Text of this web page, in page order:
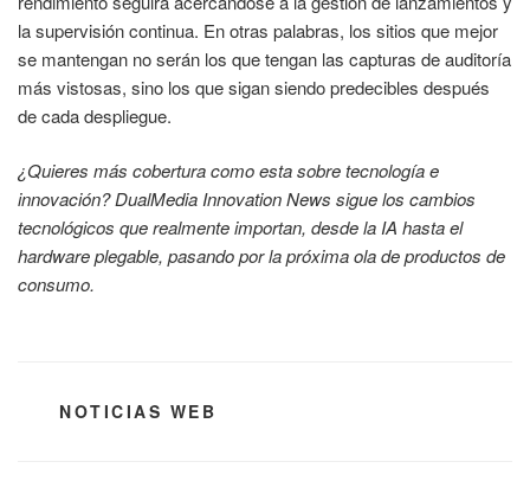
la supervisión continua. En otras palabras, los sitios que mejor
se mantengan no serán los que tengan las capturas de auditoría
más vistosas, sino los que sigan siendo predecibles después
de cada despliegue.
¿Quieres más cobertura como esta sobre tecnología e
innovación? DualMedia Innovation News sigue los cambios
tecnológicos que realmente importan, desde la IA hasta el
hardware plegable, pasando por la próxima ola de productos de
consumo.
CATEGORÍAS
NOTICIAS WEB